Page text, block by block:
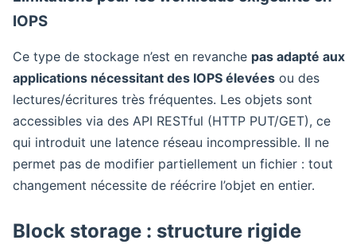
IOPS
Ce type de stockage n’est en revanche pas adapté aux
applications nécessitant des IOPS élevées ou des
lectures/écritures très fréquentes. Les objets sont
accessibles via des API RESTful (HTTP PUT/GET), ce
qui introduit une latence réseau incompressible. Il ne
permet pas de modifier partiellement un fichier : tout
changement nécessite de réécrire l’objet en entier.
Block storage : structure rigide